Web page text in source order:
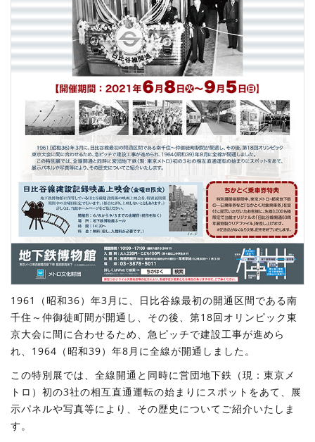
1961（昭和36）年3月に、日比谷線最初の開通区間である南
千住～仲御徒町間が開通し、その後、第18回オリンピック東
京大会に間に合わせるため、急ピッチで建設工事が進めら
れ、1964（昭和39）年8月に全線が開通しました。
この特別展では、全線開通と同時に営団地下鉄（現：東京メ
トロ）初の3社の相互直通運転の始まりにスポットをあて、展
示パネルや写真等により、その歴史についてご紹介いたしま
す。